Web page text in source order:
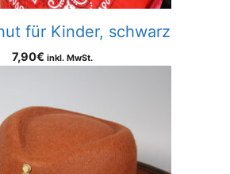
für Kinder, schwarz
7,90€ inkl. MwSt.